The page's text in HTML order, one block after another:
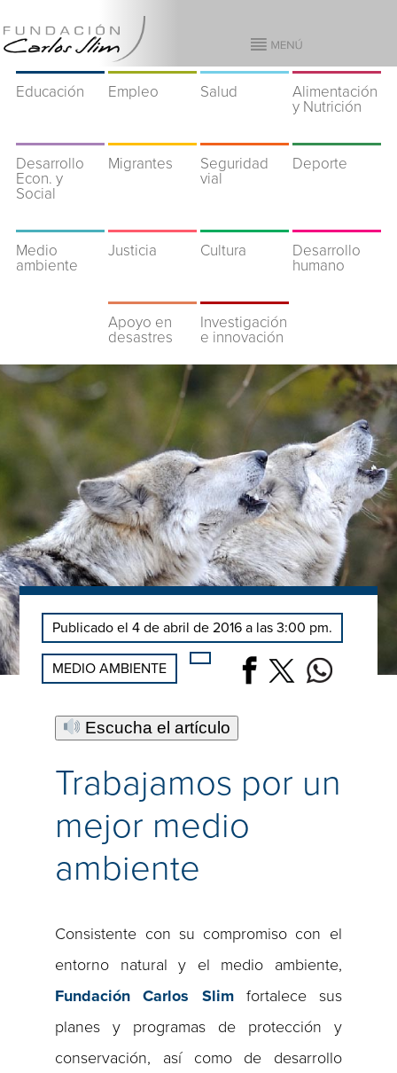
Educación Empleo Salud
Alimentación
y Nutrición
Desarrollo
Econ. y
Social
Migrantes
Seguridad
vial
Deporte
Medio
ambiente
Justicia Cultura
Desarrollo
humano
Apoyo en
desastres
Investigación
e innovación
Publicado el 4 de abril de 2016 a las 3:00 pm.
MEDIO AMBIENTE
Escucha el artículo
Trabajamos por un
mejor medio
ambiente
Consistente con su compromiso con el
entorno natural y el medio ambiente,
Fundación Carlos Slimfortalece sus
planes y programas de protección y
conservación, así como de desarrollo